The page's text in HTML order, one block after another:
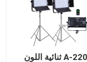
A-2200IIQ ثنائية اللون